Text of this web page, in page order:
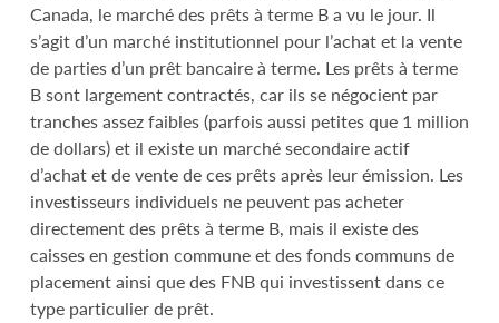
Canada, le marché des prêts à terme B a vu le jour. Il
s’agit d’un marché institutionnel pour l’achat et la vente
de parties d’un prêt bancaire à terme. Les prêts à terme
B sont largement contractés, car ils se négocient par
tranches assez faibles (parfois aussi petites que 1 million
de dollars) et il existe un marché secondaire actif
d’achat et de vente de ces prêts après leur émission. Les
investisseurs individuels ne peuvent pas acheter
directement des prêts à terme B, mais il existe des
caisses en gestion commune et des fonds communs de
placement ainsi que des FNB qui investissent dans ce
type particulier de prêt.